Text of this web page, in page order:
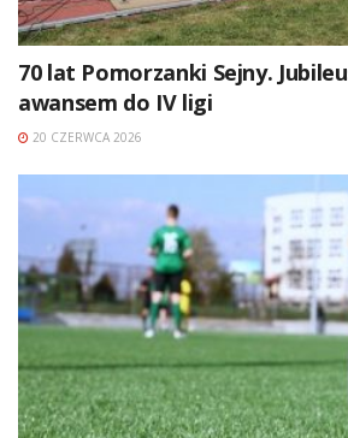
70 lat Pomorzanki Sejny.
awansem do IV ligi
20 CZERWCA 2026